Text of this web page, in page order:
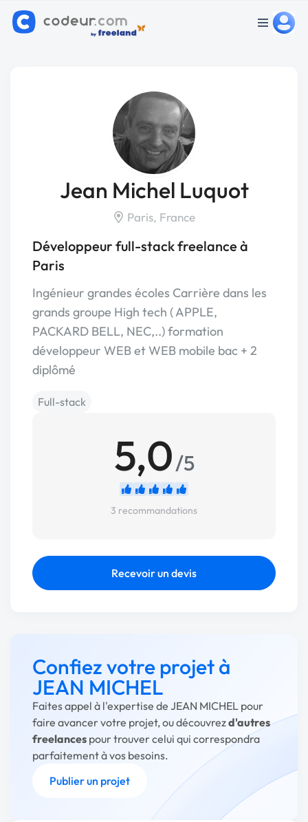
Jean Michel Luquot
Paris, France
Développeur full-stack freelance à
Paris
Ingénieur grandes écoles Carrière dans les
grands groupe High tech ( APPLE,
PACKARD BELL, NEC,..) formation
développeur WEB et WEB mobile bac + 2
diplômé
Full-stack
5,0/5
3 recommandations
Recevoir un devis
Confiez votre projet à
JEAN MICHEL
Faites appel à l'expertise de JEAN MICHEL pour
faire avancer votre projet, ou découvrezd'autres
freelances pour trouver celui qui correspondra
parfaitement à vos besoins.
Publier un projet